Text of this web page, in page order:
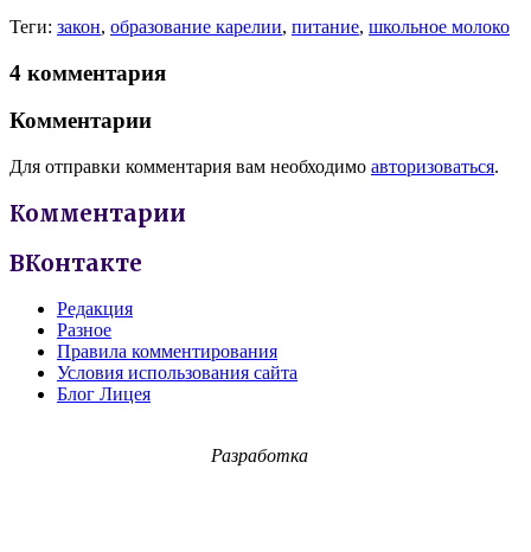
Теги: закон, образование карелии, питание, школьное молоко
4 комментария
Комментарии
Для отправки комментария вам необходимо авторизоваться.
Комментарии
ВКонтакте
Редакция
Разное
Правила комментирования
Условия использования сайта
Блог Лицея
Разработка